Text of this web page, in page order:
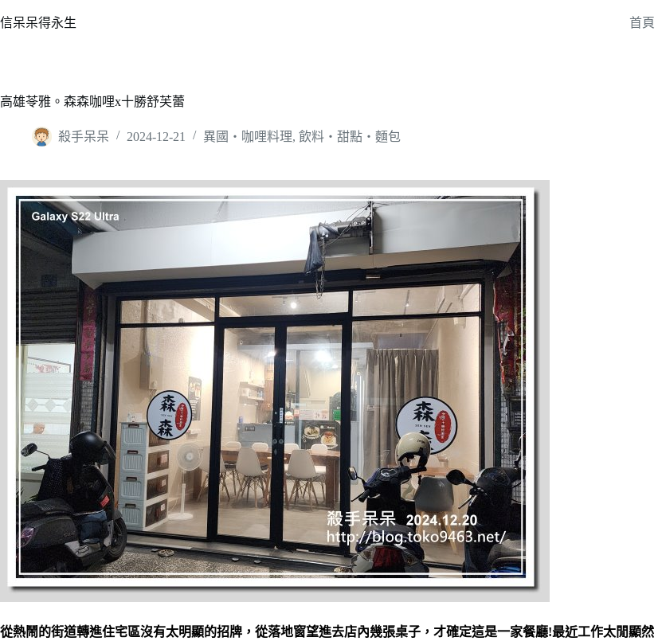
至
容
信呆呆得永生 首頁
高雄苓雅。森森咖哩x十勝舒芙蕾
殺手呆呆 2024-12-21 異國‧咖哩料理, 飲料‧甜點‧麵包
從熱鬧的街道轉進住宅區沒有太明顯的招牌，從落地窗望進去店內幾張桌子，才確定這是一家餐廳!最近工作太閒顯然